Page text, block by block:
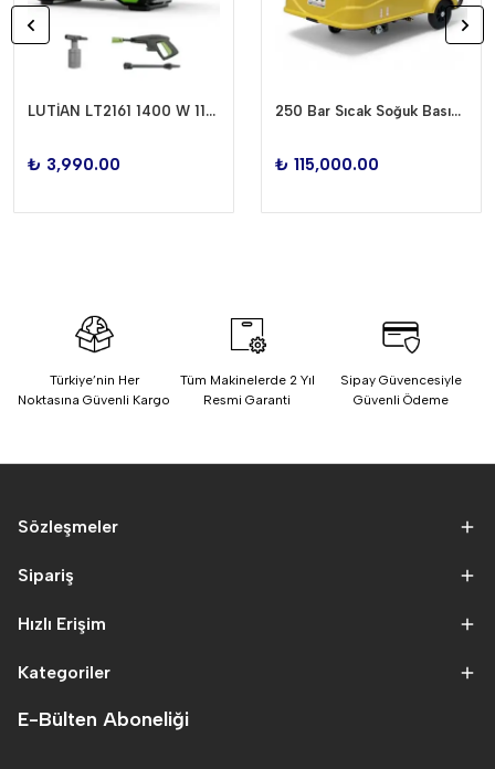
LUTİAN LT2161 1400 W 110 BAR BASINÇLI YIKAMA MAKİNESİ
₺ 3,990.00
250 Bar Sıcak Soğuk Basınçlı Yıkama Makinesi TTSC-250
₺ 115,000.00
Türkiye’nin Her
Noktasına Güvenli Kargo
Tüm Makinelerde 2 Yıl
Resmi Garanti
Sipay Güvencesiyle
Güvenli Ödeme
Sözleşmeler
Sipariş
Hızlı Erişim
Kategoriler
E-Bülten Aboneliği